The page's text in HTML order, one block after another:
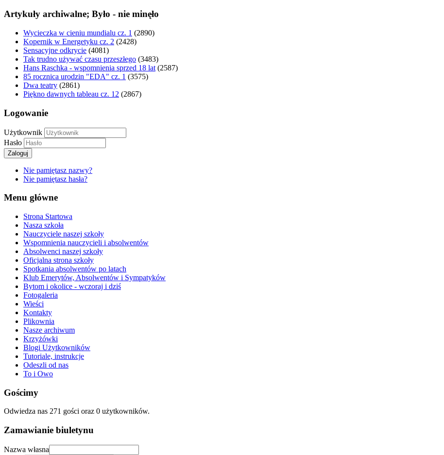
Artykuły archiwalne; Było - nie minęło
Wycieczka w cieniu mundialu cz. 1 (2890)
Kopernik w Energetyku cz. 2 (2428)
Sensacyjne odkrycie (4081)
Tak trudno używać czasu przeszłego (3483)
Hans Raschka - wspomnienia sprzed 18 lat (2587)
85 rocznica urodzin "EDA" cz. 1 (3575)
Dwa teatry (2861)
Piękno dawnych tableau cz. 12 (2867)
Logowanie
Użytkownik
Hasło
Zaloguj
Nie pamiętasz nazwy?
Nie pamiętasz hasła?
Menu główne
Strona Startowa
Nasza szkoła
Nauczyciele naszej szkoły
Wspomnienia nauczycieli i absolwentów
Absolwenci naszej szkoły
Oficjalna strona szkoły
Spotkania absolwentów po latach
Klub Emerytów, Absolwentów i Sympatyków
Bytom i okolice - wczoraj i dziś
Fotogaleria
Wieści
Kontakty
Plikownia
Nasze archiwum
Krzyżówki
Blogi Użytkowników
Tutoriale, instrukcje
Odeszli od nas
To i Owo
Gościmy
Odwiedza nas 271 gości oraz 0 użytkowników.
Zamawianie biuletynu
Nazwa własna